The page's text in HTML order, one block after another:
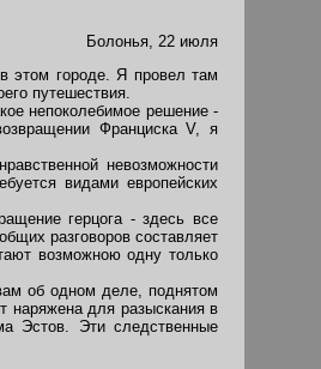
Болонья, 22 июля
этом городе. Я провел там
путешествия.
непоколебимое решение -
Франциска V, я
невозможности
видами европейских
герцога - здесь все
разговоров составляет
возможною одну только
об одном деле, поднятом
наряжена для разыскания в
Эстов. Эти следственные